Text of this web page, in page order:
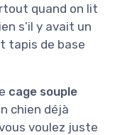
quand on lit
s’il y avait un
tapis de base
cage souple
chien déjà
voulez juste